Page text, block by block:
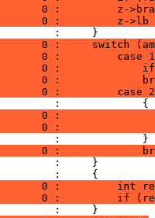
0 :         z-
0 :         z->lb
:     }
0 :     switch
0 :         case
0 :
0 :
0 :         case
:             {
0 :
0 :
:             }
0 :
:     }
:     {
0 :         int
0 :         if
:     }